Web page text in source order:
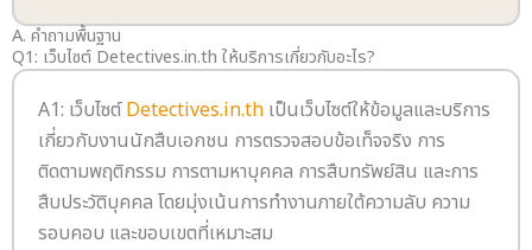
A. คำถามพื้นฐาน
Q1: เว็บไซต์ Detectives.in.th ให้บริการเกี่ยวกับอะไร?
A1: เว็บไซต์Detectives.in.th เป็นเว็บไซต์ให้ข้อมูลและบริการ
เกี่ยวกับงานนักสืบเอกชน การตรวจสอบข้อเท็จจริง การ
ติดตามพฤติกรรม การตามหาบุคคล การสืบทรัพย์สิน และการ
สืบประวัติบุคคล โดยมุ่งเน้นการทำงานภายใต้ความลับ ความ
รอบคอบ และขอบเขตที่เหมาะสม